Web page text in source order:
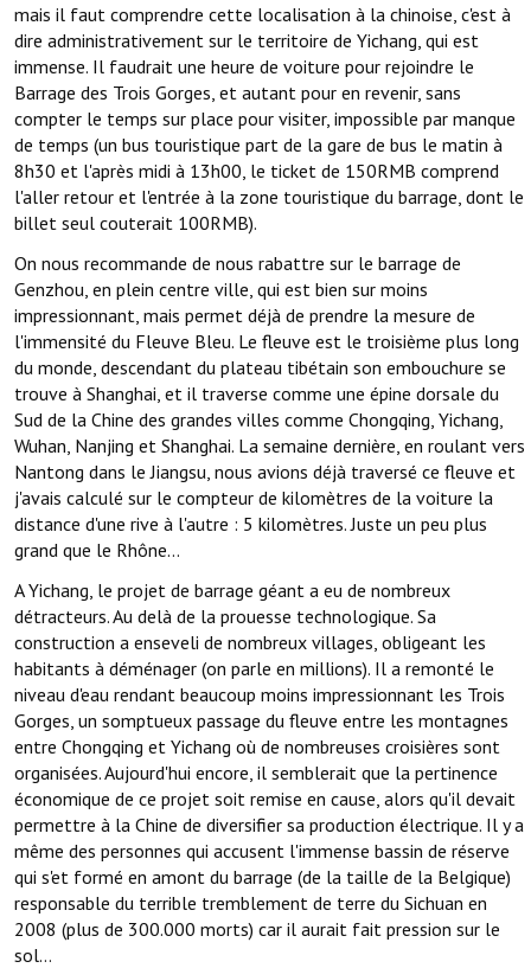
mais il faut comprendre cette localisation à la chinoise, c'est à
dire administrativement sur le territoire de Yichang, qui est
immense. Il faudrait une heure de voiture pour rejoindre le
Barrage des Trois Gorges, et autant pour en revenir, sans
compter le temps sur place pour visiter, impossible par manque
de temps (un bus touristique part de la gare de bus le matin à
8h30 et l'après midi à 13h00, le ticket de 150RMB comprend
l'aller retour et l'entrée à la zone touristique du barrage, dont le
billet seul couterait 100RMB).
On nous recommande de nous rabattre sur le barrage de
Genzhou, en plein centre ville, qui est bien sur moins
impressionnant, mais permet déjà de prendre la mesure de
l'immensité du Fleuve Bleu. Le fleuve est le troisième plus long
du monde, descendant du plateau tibétain son embouchure se
trouve à Shanghai, et il traverse comme une épine dorsale du
Sud de la Chine des grandes villes comme Chongqing, Yichang,
Wuhan, Nanjing et Shanghai. La semaine dernière, en roulant vers
Nantong dans le Jiangsu, nous avions déjà traversé ce fleuve et
j'avais calculé sur le compteur de kilomètres de la voiture la
distance d'une rive à l'autre : 5 kilomètres. Juste un peu plus
grand que le Rhône…
A Yichang, le projet de barrage géant a eu de nombreux
détracteurs. Au delà de la prouesse technologique. Sa
construction a enseveli de nombreux villages, obligeant les
habitants à déménager (on parle en millions). Il a remonté le
niveau d'eau rendant beaucoup moins impressionnant les Trois
Gorges, un somptueux passage du fleuve entre les montagnes
entre Chongqing et Yichang où de nombreuses croisières sont
organisées. Aujourd'hui encore, il semblerait que la pertinence
économique de ce projet soit remise en cause, alors qu'il devait
permettre à la Chine de diversifier sa production électrique. Il y a
même des personnes qui accusent l'immense bassin de réserve
qui s'et formé en amont du barrage (de la taille de la Belgique)
responsable du terrible tremblement de terre du Sichuan en
2008 (plus de 300.000 morts) car il aurait fait pression sur le
sol…